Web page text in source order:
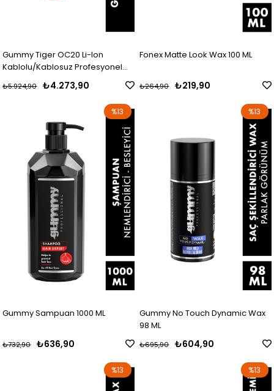
Gummy Tiger OC20 Li-Ion
Kablolu/Kablosuz Profesyonel
Saç & Sakal Kesme Makinasi
(Kirmizi)
₺4.273,90
₺5.924,90
Fonex Matte Look Wax 100 ML
₺219,90
₺264,90
Gummy Sampuan 1000 ML
₺636,90
₺732,90
%13
Gummy No Touch Dynamic Wax
98 ML
₺604,90
₺695,90
%13
%13 %13